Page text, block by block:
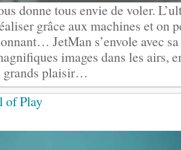
donne tous envie de voler.
grâce aux machines et on
JetMan s’envole avec
images dans les airs,
grands plaisir…
of Play